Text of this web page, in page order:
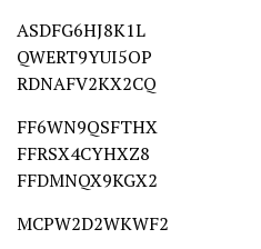
ASDFG6HJ8K1L
QWERT9YUI5OP​
RDNAFV2KX2CQ
FF6WN9QSFTHX
FFRSX4CYHXZ8
FFDMNQX9KGX2
MCPW2D2WKWF2